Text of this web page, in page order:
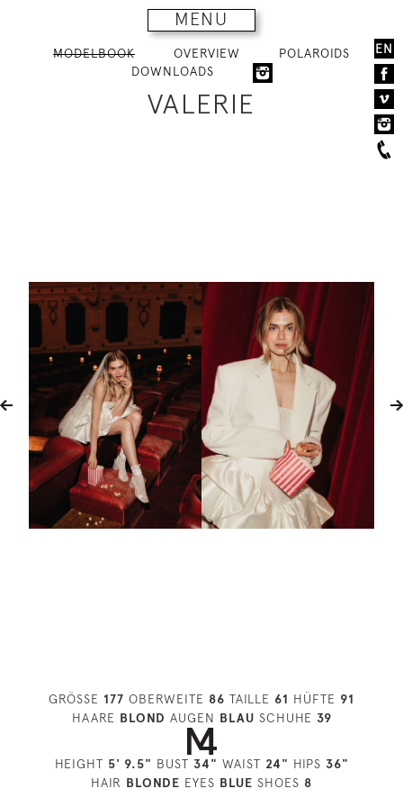
MENU
EN
MODELBOOK OVERVIEW
POLAROIDS
DOWNLOADS
VALERIE
GRÖSSE 177 OBERWEITE 86 TAILLE 61 HÜFTE 91
HAARE BLOND AUGEN BLAU SCHUHE 39
HEIGHT 5' 9.5" BUST 34" WAIST 24" HIPS 36"
HAIR BLONDE EYES BLUE SHOES 8